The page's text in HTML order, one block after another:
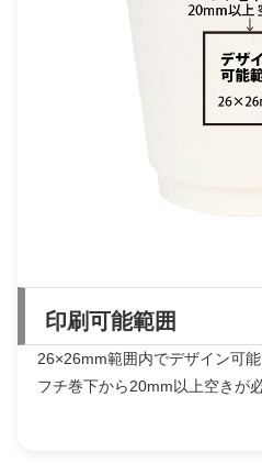
印刷可能範囲
26×26mm範囲内でデザイン可能
フチ巻下から20mm以上空きが